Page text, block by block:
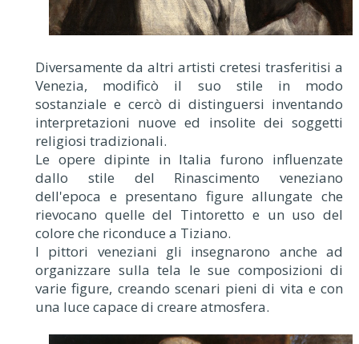
Diversamente da altri artisti cretesi trasferitisi a
Venezia, modificò il suo stile in modo
sostanziale e cercò di distinguersi inventando
interpretazioni nuove ed insolite dei soggetti
religiosi tradizionali.
Le opere dipinte in Italia furono influenzate
dallo stile del Rinascimento veneziano
dell'epoca e presentano figure allungate che
rievocano quelle del Tintoretto e un uso del
colore che riconduce a Tiziano.
I pittori veneziani gli insegnarono anche ad
organizzare sulla tela le sue composizioni di
varie figure, creando scenari pieni di vita e con
una luce capace di creare atmosfera.